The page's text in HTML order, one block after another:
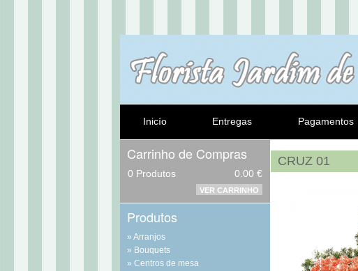
Inicío Entregas Pagamentos
Carrinho de Compras
0 Produtos 0.00 €
VER CARRINHO
Produtos
Arranjos
Bouquets
Centros de mesa
CRUZ 01